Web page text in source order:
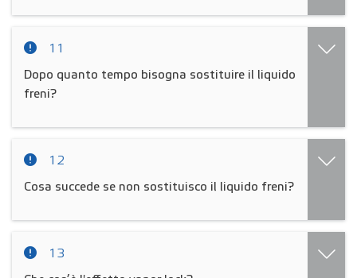
11
Dopo quanto tempo bisogna sostituire il liquido
freni?
12
Cosa succede se non sostituisco il liquido freni?
13